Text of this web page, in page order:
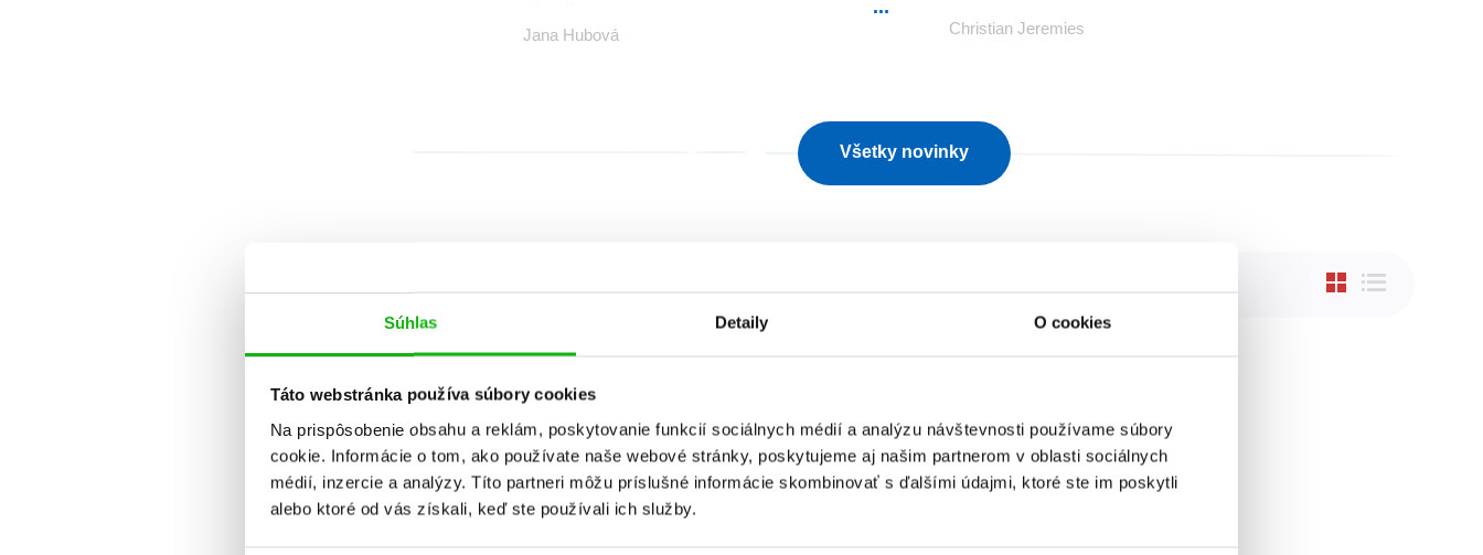
Súhlas Detaily O cookies
Táto webstránka používa súbory cookies
Na prispôsobenie obsahu a reklám, poskytovanie funkcií sociálnych médií a analýzu návštevnosti používame súbory
cookie. Informácie o tom, ako používate naše webové stránky, poskytujeme aj našim partnerom v oblasti sociálnych
médií, inzercie a analýzy. Títo partneri môžu príslušné informácie skombinovať s ďalšími údajmi, ktoré ste im poskytli
alebo ktoré od vás získali, keď ste používali ich služby.
Jana Hubová Christian Jeremies
Všetky novinky